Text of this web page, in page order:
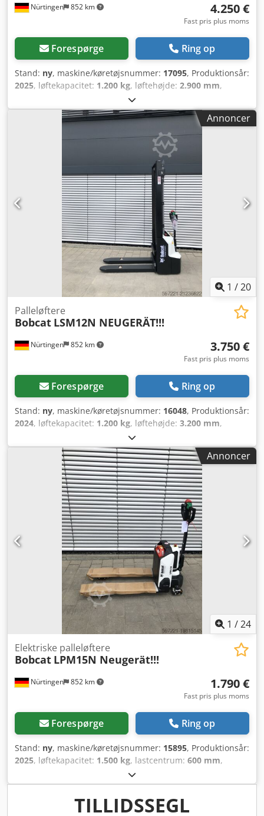
Nürtingen 852 km 4.250 €
Fast pris plus moms
Forespørge Ring op
Stand: ny, maskine/køretøjsnummer: 17095, Produktionsår:
2025, løftekapacitet: 1.200 kg, løftehøjde: 2.900 mm,
, brændstoftype:
mastetype:simplex, bygningshøjde:1.970 mm,
batterispænding:24 V, gaffellængde: 1.150 mm , samlet
, 5180321 Serienummer: OBWNR-000081
Cjdpozfd Dbofx Ag Tsrf Batteridetaljer: 24 V, 60 Ah
Annoncer
1 /20
Nürtingen 852 km
Palleløftere
Bobcat LSM12N NEUGERÄT!!!
3.750 €
Fast pris plus moms
Forespørge Ring op
Stand: ny, maskine/køretøjsnummer: 16048, Produktionsår:
2024, løftekapacitet: 1.200 kg, løftehøjde: 3.200 mm,
, brændstoftype:
mastetype:simplex, bygningshøjde:2.080 mm,
batterispænding:24 V, gaffellængde:1.150 mm , samlet
576 kg, 5076939 Serienummer: OBWNL-002740
Batteridetaljer: 24V 60Ah Cedpjykc Rrjfx Ag Tjrf
Annoncer
1 /24
Nürtingen 852 km
Elektriske palleløftere
Bobcat LPM15N Neugerät!!!
1.790 €
Fast pris plus moms
Forespørge Ring op
Stand: ny, maskine/køretøjsnummer: 15895, Produktionsår:
2025, løftekapacitet: 1.500 kg, lastcentrum: 600 mm,
, mastetype:
bygningshøjde:700 mm, gaffellængde:1.150 mm,
forhjulsdækstørrelse:
, bagdækseldimension:
, Motortype: Elektrisk, producent: Bobcat
TILLIDSSEGL